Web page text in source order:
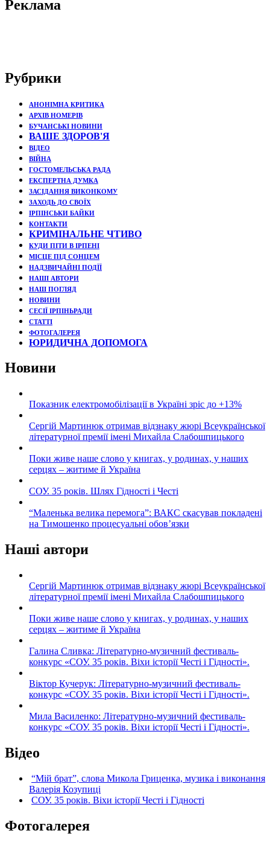
Реклама
Рубрики
АНОНІМНА КРИТИКА
АРХІВ НОМЕРІВ
БУЧАНСЬКІ НОВИНИ
ВАШЕ ЗДОРОВ'Я
ВІДЕО
ВІЙНА
ГОСТОМЕЛЬСЬКА РАДА
ЕКСПЕРТНА ДУМКА
ЗАСІДАННЯ ВИКОНКОМУ
ЗАХОДЬ ДО СВОЇХ
ІРПІНСЬКИ БАЙКИ
КОНТАКТИ
КРИМІНАЛЬНЕ ЧТИВО
КУДИ ПІТИ В ІРПЕНІ
МІСЦЕ ПІД СОНЦЕМ
НАДЗВИЧАЙНІ ПОДЇЇ
НАШІ АВТОРИ
НАШ ПОГЛЯД
НОВИНИ
СЕСІЇ ІРПІНЬРАДИ
СТАТТІ
ФОТОГАЛЕРЕЯ
ЮРИДИЧНА ДОПОМОГА
Новини
Показник електромобілізації в Україні зріс до +13%
Сергій Мартинюк отримав відзнаку жюрі Всеукраїнської
літературної премії імені Михайла Слабошпицького
Поки живе наше слово у книгах, у родинах, у наших
серцях – житиме й Україна
СОУ. 35 років. Шлях Гідності і Честі
“Маленька велика перемога”: ВАКС скасував покладені
на Тимошенко процесуальні обов’язки
Наші автори
Сергій Мартинюк отримав відзнаку жюрі Всеукраїнської
літературної премії імені Михайла Слабошпицького
Поки живе наше слово у книгах, у родинах, у наших
серцях – житиме й Україна
Галина Сливка: Літературно-музичний фестиваль-
конкурс «СОУ. 35 років. Віхи історії Честі і Гідності».
Віктор Кучерук: Літературно-музичний фестиваль-
конкурс «СОУ. 35 років. Віхи історії Честі і Гідності».
Мила Василенко: Літературно-музичний фестиваль-
конкурс «СОУ. 35 років. Віхи історії Честі і Гідності».
Відео
“Мій брат”, слова Микола Гриценка, музика і виконання
Валерія Козупиці
СОУ. 35 років. Віхи історії Честі і Гідності
Фотогалерея